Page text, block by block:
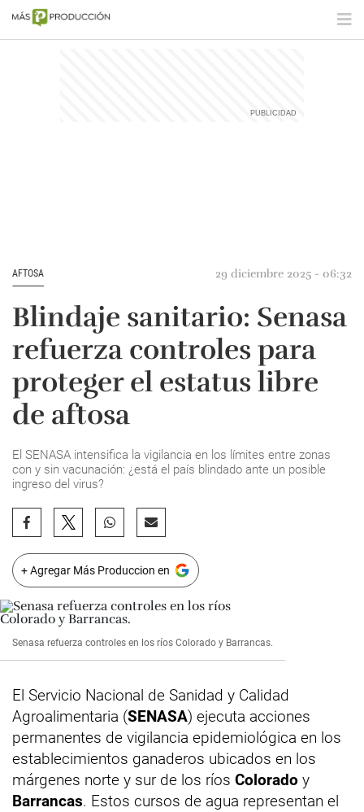
AFTOSA 29 diciembre 2025 - 06:32
Blindaje sanitario: Senasa
refuerza controles para
proteger el estatus libre
de aftosa
El SENASA intensifica la vigilancia en los límites entre zonas
con y sin vacunación: ¿está el país blindado ante un posible
ingreso del virus?
+ Agregar Más Produccion en
Senasa refuerza controles en los ríos Colorado y Barrancas.
El Servicio Nacional de Sanidad y Calidad
Agroalimentaria (SENASA) ejecuta acciones
permanentes de vigilancia epidemiológica en los
establecimientos ganaderos ubicados en los
márgenes norte y sur de los ríos Colorado y
Barrancas. Estos cursos de agua representan el